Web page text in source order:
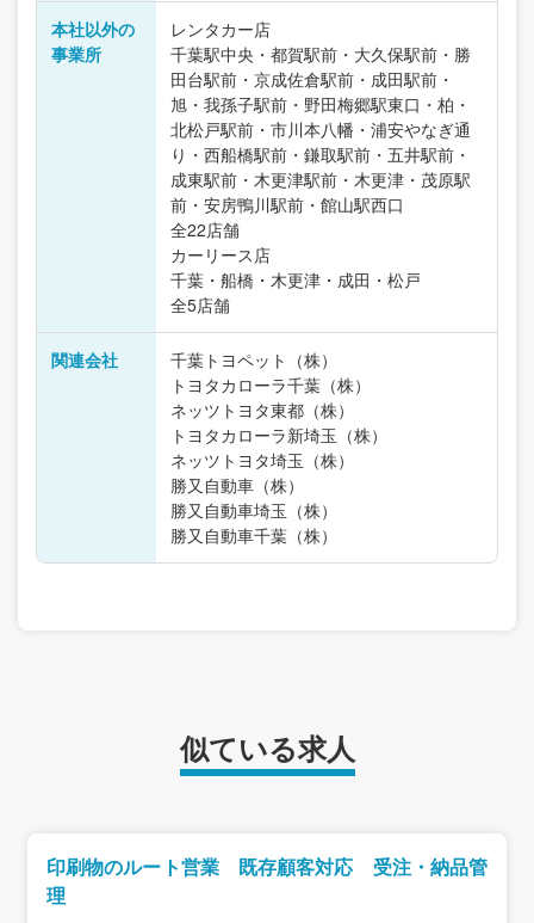
本社以外の
事業所
レンタカー店
千葉駅中央・都賀駅前・大久保駅前・勝
田台駅前・京成佐倉駅前・成田駅前・
旭・我孫子駅前・野田梅郷駅東口・柏・
北松戸駅前・市川本八幡・浦安やなぎ通
り・西船橋駅前・鎌取駅前・五井駅前・
成東駅前・木更津駅前・木更津・茂原駅
前・安房鴨川駅前・館山駅西口
全22店舗
カーリース店
千葉・船橋・木更津・成田・松戸
全5店舗
関連会社
千葉トヨペット（株）
トヨタカローラ千葉（株）
ネッツトヨタ東都（株）
トヨタカローラ新埼玉（株）
ネッツトヨタ埼玉（株）
勝又自動車（株）
勝又自動車埼玉（株）
勝又自動車千葉（株）
似ている求人
印刷物のルート営業 既存顧客対応 受注・納品管
理